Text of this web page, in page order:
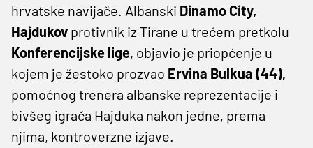
hrvatske navijače. Albanski Dinamo City,
Hajdukov protivnik iz Tirane u trećem pretkolu
Konferencijske lige, objavio je priopćenje u
kojem je žestoko prozvao Ervina Bulkua (44),
pomoćnog trenera albanske reprezentacije i
bivšeg igrača Hajduka nakon jedne, prema
njima, kontroverzne izjave.